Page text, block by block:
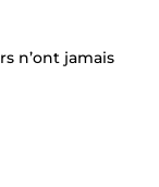
n’ont jamais